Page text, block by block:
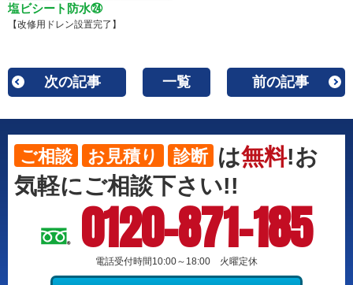
塩ビシート防水㉔
【改修用ドレン設置完了】
次の記事 一覧 前の記事
ご相談 お見積り 診断 は無料!お
気軽にご相談下さい!!
0120-871-185
電話受付時間10:00～18:00 火曜定休